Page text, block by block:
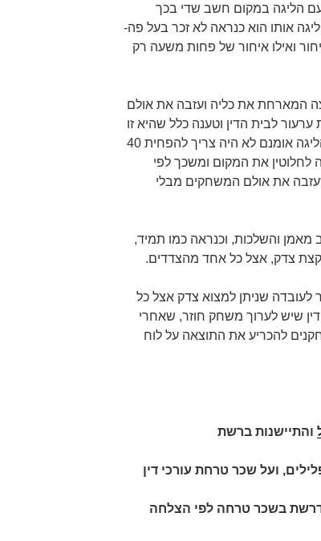
ב 40 והשופט מטעם הליגה במקום חשב שדי בכך
אותו הוא כנראה לא זכר בעל פה-
ואילו איחור של פחות משעה רק
המארחת את כליה ועזבה את אולם
לבית הדין וטענה כלל שהיא זו
הזכאית לניצחון טכני, שכן בהתאם לתקנון הליגה אומנם לא היה צריך להפחית 40
את המקום ומשכך לפי
את אולם המשחקים מבלי
מאמן והשלכות, וכנראה כמו תמיד,
צדק, אצל כל אחד מהצדדים.
לעובדה שניתן למצוא צדק אצל כל
שיש לערוך משחק חוזר, שאחרי
להכריע את התוצאה על לוח
והתיישנות ברשת
ועל שכר טרחת עורכי דין
בשכר טרחה לפי הצלחה